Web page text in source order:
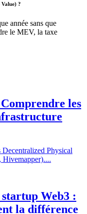
?
année sans que
le MEV, la taxe
les
Physical
Hivemapper)....
Web3 :
la différence